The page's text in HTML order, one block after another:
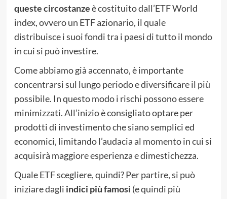
queste circostanzeè costituito dall’ETF World
index, ovvero un ETF azionario, il quale
distribuisce i suoi fondi tra i paesi di tutto il mondo
in cui si può investire.
Come abbiamo già accennato, è importante
concentrarsi sul lungo periodo e diversificare il più
possibile. In questo modo i rischi possono essere
minimizzati. All’inizio è consigliato optare per
prodotti di investimento che siano semplici ed
economici, limitando l’audacia al momento in cui si
acquisirà maggiore esperienza e dimestichezza.
Quale ETF scegliere, quindi? Per partire, si può
iniziare dagli indici più famosi (e quindi più